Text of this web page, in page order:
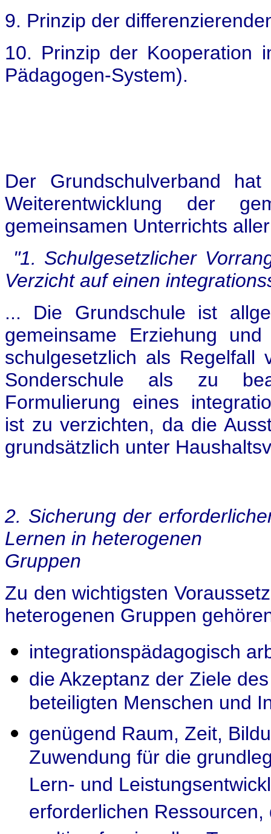
9. Prinzip der
10. Prinzip der Kooperation
Pädagogen-System).
Der Grundschulverband
Weiterentwicklung der
gemeinsamen Unterrichts
"1. Schulgesetzlicher
Verzicht auf einen
... Die Grundschule ist
gemeinsame Erziehung
schulgesetzlich als Regelfall
Sonderschule als zu
Formulierung eines
ist zu verzichten, da die
grundsätzlich unter
2. Sicherung der
Lernen in heterogenen
Gruppen
Zu den wichtigsten
heterogenen Gruppen
integrationspädagogisch
die Akzeptanz der Ziele
beteiligten Menschen und
genügend Raum, Zeit,
Zuwendung für die
Lern- und
erforderlichen